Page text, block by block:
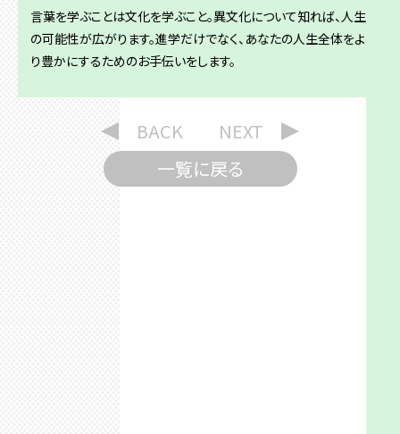
言葉を学ぶことは文化を学ぶこと。異文化について知れば、人生
の可能性が広がります。進学だけでなく、あなたの人生全体をよ
り豊かにするためのお手伝いをします。
BACK
NEXT
一覧に戻る